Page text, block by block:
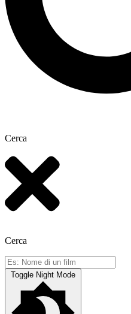
Cerca
Cerca
Toggle Night Mode